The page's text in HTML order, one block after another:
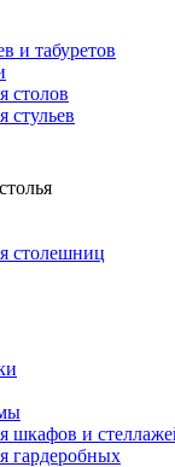
и табуретов
столов
стульев
столешниц
шкафов и
гардеробных